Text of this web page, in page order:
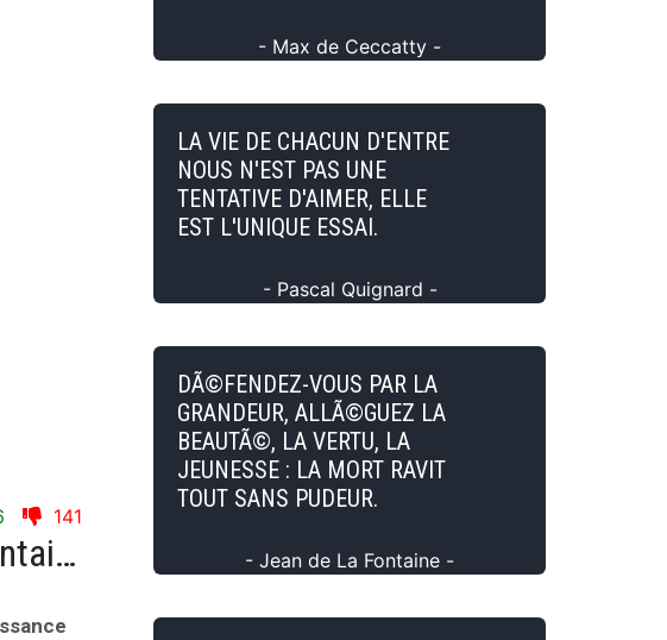
141
On ne ferait pas le mÃ©tier dâ€™actrice si on ne ressentait pas une vÃ©ritable jouissance Ã Ãªtre regardÃ©e.
- Max de Ceccatty -
LA VIE DE CHACUN D'ENTRE
NOUS N'EST PAS UNE
TENTATIVE D'AIMER, ELLE
EST L'UNIQUE ESSAI.
- Pascal Quignard -
DÃ©FENDEZ-VOUS PAR LA
GRANDEUR, ALLÃ©GUEZ LA
BEAUTÃ©, LA VERTU, LA
JEUNESSE : LA MORT RAVIT
TOUT SANS PUDEUR.
- Jean de La Fontaine -